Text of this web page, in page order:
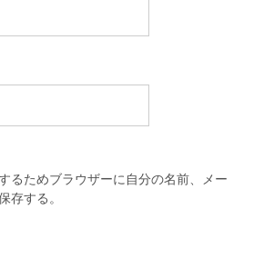
るためブラウザーに自分の名前、メー
存する。